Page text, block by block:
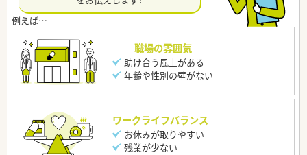
職場の雰囲気
助け合う風土がある
年齢や性別の壁がない
ワークライフバランス
お休みが取りやすい
残業が少ない